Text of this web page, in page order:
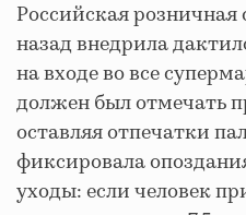
Российская розничная
назад внедрила
на входе во все
должен был отмечать
оставляя отпечатки
фиксировала
уходы: если человек